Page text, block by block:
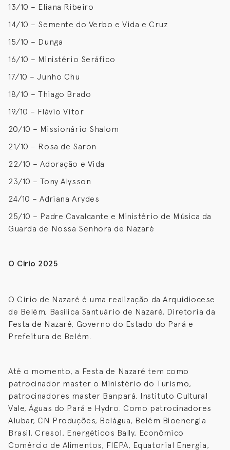
13/10 – Eliana Ribeiro
14/10 – Semente do Verbo e Vida e Cruz
15/10 – Dunga
16/10 – Ministério Seráfico
17/10 – Junho Chu
18/10 – Thiago Brado
19/10 – Flávio Vitor
20/10 – Missionário Shalom
21/10 – Rosa de Saron
22/10 – Adoração e Vida
23/10 – Tony Alysson
24/10 – Adriana Arydes
25/10 – Padre Cavalcante e Ministério de Música da
Guarda de Nossa Senhora de Nazaré
O Círio 2025
O Círio de Nazaré é uma realização da Arquidiocese
de Belém, Basílica Santuário de Nazaré, Diretoria da
Festa de Nazaré, Governo do Estado do Pará e
Prefeitura de Belém.
Até o momento, a Festa de Nazaré tem como
patrocinador master o Ministério do Turismo,
patrocinadores master Banpará, Instituto Cultural
Vale, Águas do Pará e Hydro. Como patrocinadores
Alubar, CN Produções, Belágua, Belém Bioenergia
Brasil, Cresol, Energéticos Bally, Econômico
Comércio de Alimentos, FIEPA, Equatorial Energia,